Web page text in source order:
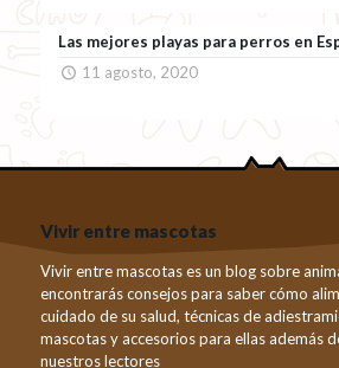
Las mejores playas para perros en
11 agosto, 2020
Vivir entre mascotas
Vivir entre mascotas es un blog sobre
encontrarás consejos para saber cómo
cuidado de su salud, técnicas de
mascotas y accesorios para ellas además
nuestros lectores